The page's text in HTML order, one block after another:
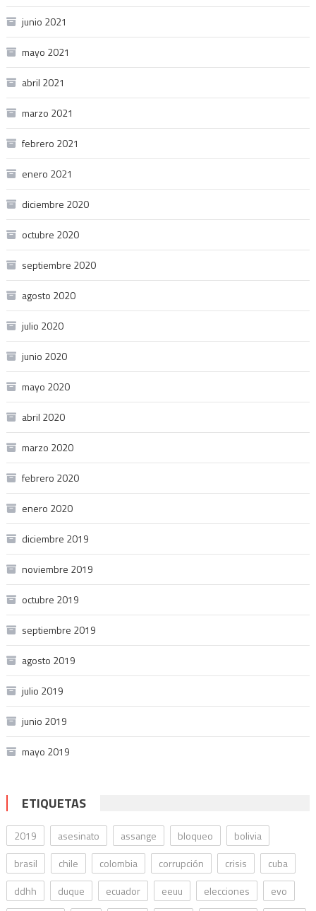
junio 2021
mayo 2021
abril 2021
marzo 2021
febrero 2021
enero 2021
diciembre 2020
octubre 2020
septiembre 2020
agosto 2020
julio 2020
junio 2020
mayo 2020
abril 2020
marzo 2020
febrero 2020
enero 2020
diciembre 2019
noviembre 2019
octubre 2019
septiembre 2019
agosto 2019
julio 2019
junio 2019
mayo 2019
ETIQUETAS
2019 asesinato assange bloqueo
bolivia
brasil
chile colombia corrupción crisis
cuba
ddhh
duque ecuador eeuu elecciones evo